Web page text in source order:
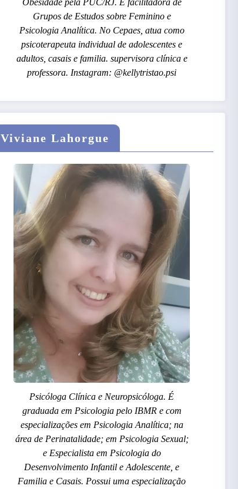
Grupos de Estudos sobre Feminino e
Psicologia Analítica. No Cepaes, atua como
psicoterapeuta individual de adolescentes e
adultos, casais e familia. supervisora clínica e
professora. Instagram: @kellytristao.psi
Viviane Lahorgue
Psicóloga Clínica e Neuropsicóloga. É
graduada em Psicologia pelo IBMR e com
especializações em Psicologia Analítica; na
área de Perinatalidade; em Psicologia Sexual;
e Especialista em Psicologia do
Desenvolvimento Infantil e Adolescente, e
Familia e Casais. Possui uma especialização